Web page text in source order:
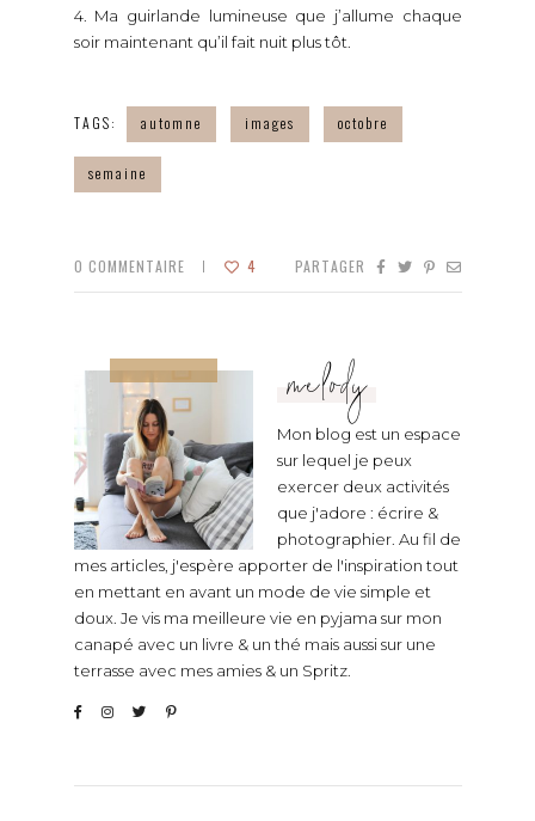
4. Ma guirlande lumineuse que j’allume chaque
soir maintenant qu’il fait nuit plus tôt.
TAGS: automne images octobre
semaine
0 COMMENTAIRE 4 PARTAGER
melody
Mon blog est un espace
sur lequel je peux
exercer deux activités
que j'adore : écrire &
photographier. Au fil de
mes articles, j'espère apporter de l'inspiration tout
en mettant en avant un mode de vie simple et
doux. Je vis ma meilleure vie en pyjama sur mon
canapé avec un livre & un thé mais aussi sur une
terrasse avec mes amies & un Spritz.